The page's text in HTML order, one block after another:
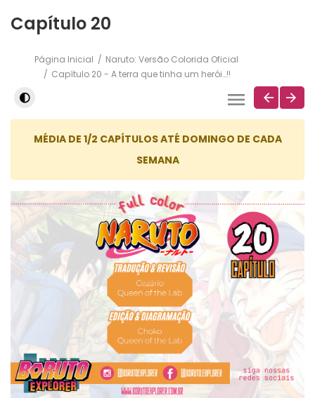
Capítulo 20
Página Inicial
Naruto: Versão Colorida Oficial
Capítulo 20 - A terra que tinha um herói…!!
MÉDIA DE 1/2 CAPÍTULOS ATÉ DOMINGO DE CADA
SEMANA